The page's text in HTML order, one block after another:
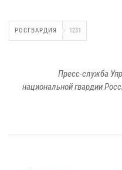
РОСГВАРДИЯ 1231
Пресс-служба
национальной гвардии